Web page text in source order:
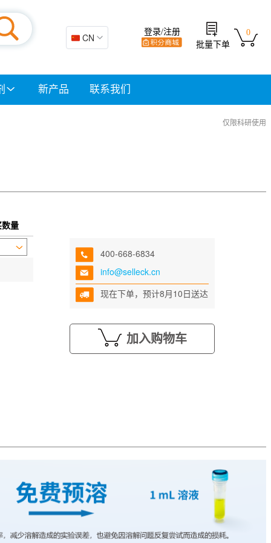
🇨🇳 CN
0
批量下单
登录/注册
新产品 联系我们
仅限科研使用
量
400-668-6834
info@selleck.cn
现在下单，预计8月10日送达
加入购物车